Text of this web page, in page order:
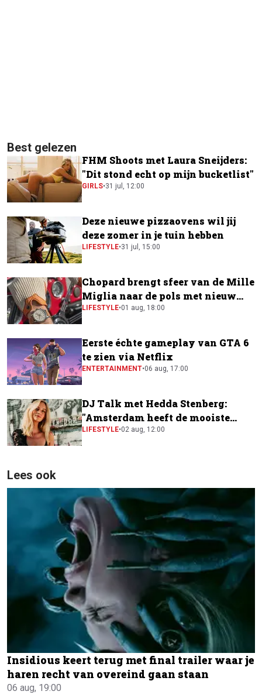
Best gelezen
FHM Shoots met Laura Sneijders:
"Dit stond echt op mijn bucketlist"
GIRLS•31 jul, 12:00
Deze nieuwe pizzaovens wil jij
deze zomer in je tuin hebben
LIFESTYLE•31 jul, 15:00
Chopard brengt sfeer van de Mille
Miglia naar de pols met nieuw
horloge
LIFESTYLE•01 aug, 18:00
Eerste échte gameplay van GTA 6
te zien via Netflix
ENTERTAINMENT•06 aug, 17:00
DJ Talk met Hedda Stenberg:
"Amsterdam heeft de mooiste
festivalscene van Europa"
LIFESTYLE•02 aug, 12:00
Lees ook
Insidious keert terug met final trailer waar je
haren recht van overeind gaan staan
06 aug, 19:00